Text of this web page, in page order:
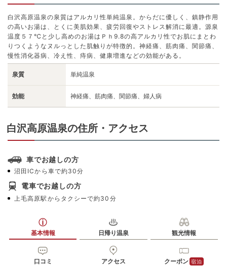
白沢高原温泉の泉質はアルカリ性単純温泉。からだに優しく、鎮静作用
の高いお湯は、とくに美肌効果、疲労回復やストレス解消に最適。源泉
温度５７℃と少し高めのお湯はＰｈ9.8の高アルカリ性でお肌にまとわ
りつくようなヌルっとした肌触りが特徴的。神経痛、筋肉痛、関節痛、
慢性消化器病、冷え性、痔病、健康増進などの効能がある。
泉質 単純温泉
効能 神経痛、筋肉痛、関節痛、婦人病
白沢高原温泉の住所・アクセス
車でお越しの方
沼田ICから車で約30分
電車でお越しの方
上毛高原駅からタクシーで約30分
基本情報 日帰り温泉 観光情報
口コミ アクセス クーポン 宿泊